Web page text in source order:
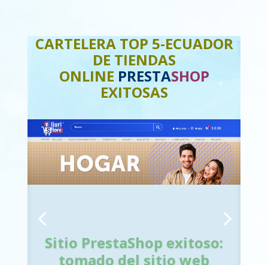
CARTELERA TOP 5-ECUADOR
DE TIENDAS
ONLINE PRESTASHOP
EXITOSAS
Sitio PrestaShop exitoso:
tomado del sitio web
Sitio PrestaShop exitoso: